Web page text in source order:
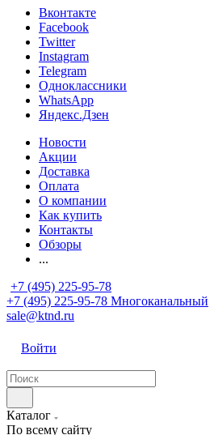
Вконтакте
Facebook
Twitter
Instagram
Telegram
Одноклассники
WhatsApp
Яндекс.Дзен
Новости
Акции
Доставка
Оплата
О компании
Как купить
Контакты
Обзоры
...
+7 (495) 225-95-78
+7 (495) 225-95-78 Многоканальный
sale@ktnd.ru
Войти
Каталог
По всему сайту